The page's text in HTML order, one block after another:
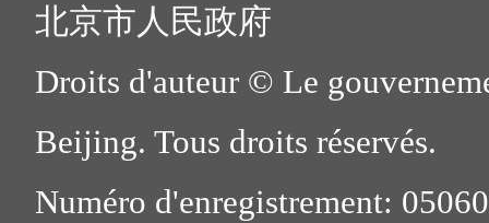
北京市人民政府
Droits d'auteur © Le
Beijing. Tous droits réservés.
Numéro d'enregistrement: